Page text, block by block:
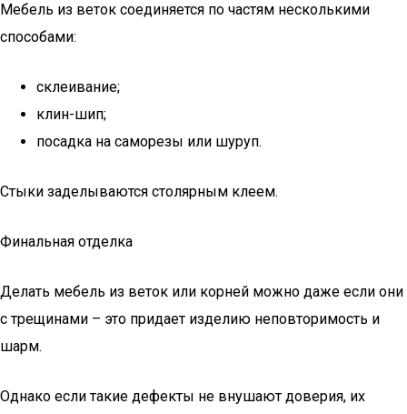
Мебель из веток соединяется по частям несколькими
способами:
склеивание;
клин-шип;
посадка на саморезы или шуруп.
Стыки заделываются столярным клеем.
Финальная отделка
Делать мебель из веток или корней можно даже если они
с трещинами – это придает изделию неповторимость и
шарм.
Однако если такие дефекты не внушают доверия, их